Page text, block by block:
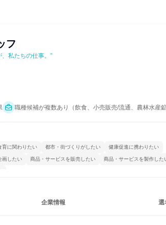
フ
私たちの仕事。”
職種候補が複数あり（飲食、小売販売/流通、農林水産鉱
育に関わりたい 都市・街づくりがしたい 健康促進に携わりたい
画したい 商品・サービスを販売したい 商品・サービスを製作した
企業情報 選